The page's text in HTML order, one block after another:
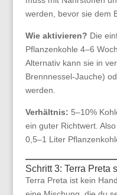
werden, bevor sie dem
Wie aktivieren? Die
Pflanzenkohle 4–6
Alternativ kann sie in
Brennnessel-Jauche)
werden.
Verhältnis: 5–10%
ein guter Richtwert.
0,5–1 Liter
Schritt 3: Terra Preta
Terra Preta ist kein